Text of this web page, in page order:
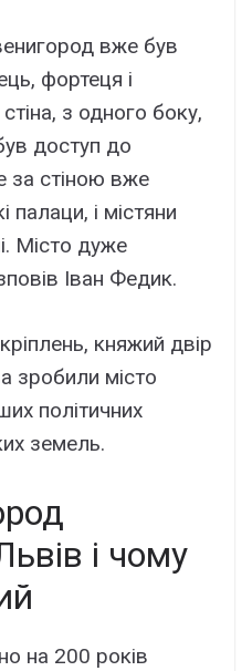
вже був
фортеця і
з одного боку,
доступ до
за стіною вже
палаци, і містяни
Місто дуже
Іван Федик.
княжий двір
зробили місто
політичних
земель.
і чому
на 200 років